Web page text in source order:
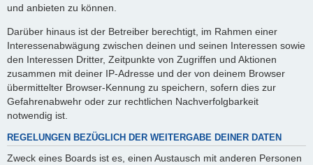
und anbieten zu können.
Darüber hinaus ist der Betreiber berechtigt, im Rahmen einer
Interessenabwägung zwischen deinen und seinen Interessen sowie
den Interessen Dritter, Zeitpunkte von Zugriffen und Aktionen
zusammen mit deiner IP-Adresse und der von deinem Browser
übermittelter Browser-Kennung zu speichern, sofern dies zur
Gefahrenabwehr oder zur rechtlichen Nachverfolgbarkeit
notwendig ist.
REGELUNGEN BEZÜGLICH DER WEITERGABE DEINER DATEN
Zweck eines Boards ist es, einen Austausch mit anderen Personen